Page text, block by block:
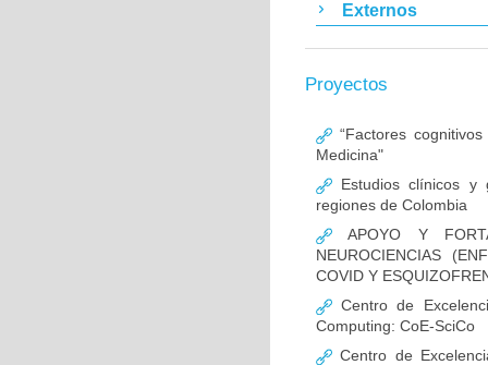
Externos
Proyectos
“Factores
Medicina"
Estudios clínicos y
regiones de Colombia
APOYO Y
NEUROCIENCIAS
COVID Y
Centro de
Computing: CoE-SciCo
Centro de